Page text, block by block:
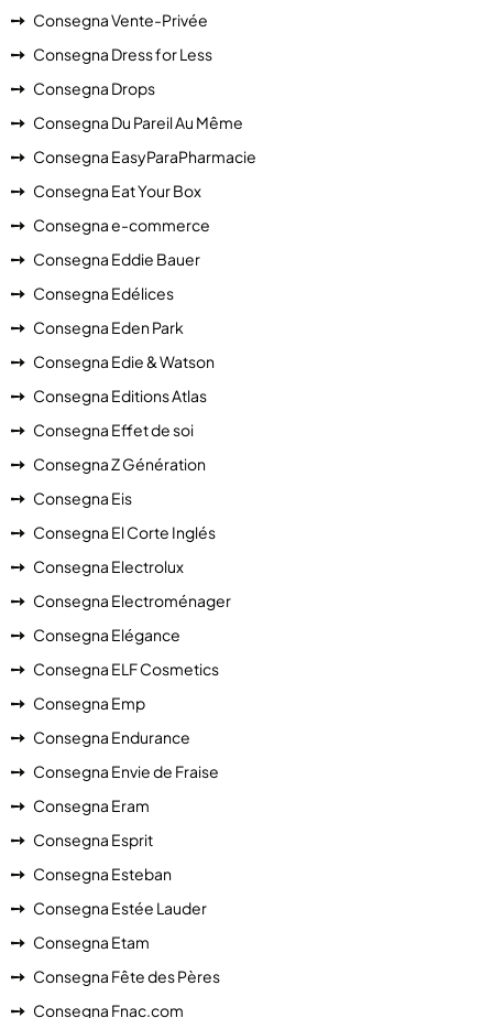
Consegna Vente-Privée
Consegna Dress for Less
Consegna Drops
Consegna Du Pareil Au Même
Consegna EasyParaPharmacie
Consegna Eat Your Box
Consegna e-commerce
Consegna Eddie Bauer
Consegna Edélices
Consegna Eden Park
Consegna Edie & Watson
Consegna Editions Atlas
Consegna Effet de soi
Consegna Z Génération
Consegna Eis
Consegna El Corte Inglés
Consegna Electrolux
Consegna Electroménager
Consegna Elégance
Consegna ELF Cosmetics
Consegna Emp
Consegna Endurance
Consegna Envie de Fraise
Consegna Eram
Consegna Esprit
Consegna Esteban
Consegna Estée Lauder
Consegna Etam
Consegna Fête des Pères
Consegna Fnac.com